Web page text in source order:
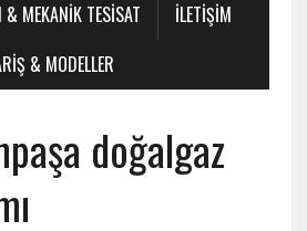
& MEKANIK TESISAT
ILETIŞIM
& MODELLER
doğalgaz